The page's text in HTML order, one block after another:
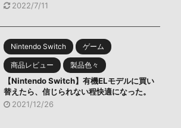
2022/7/11
Nintendo Switch ゲーム
商品レビュー 製品色々
【Nintendo Switch】有機ELモデルに買い
替えたら、信じられない程快適になった。
2021/12/26